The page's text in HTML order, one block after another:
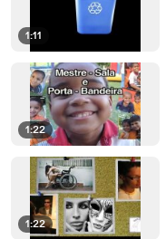
1:11
1:22
1:22